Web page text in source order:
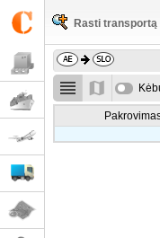
Rasti transportą